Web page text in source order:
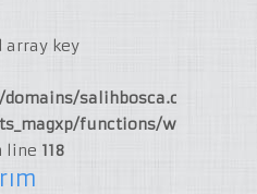
array key
domains/salihbosca.com/
functions/widget-
line 118